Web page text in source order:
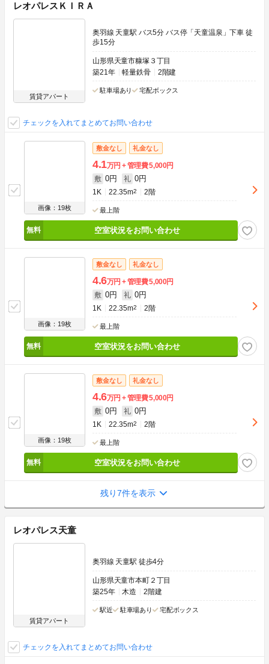
レオパレスＫＩＲＡ
賃貸アパート
奥羽線 天童駅 バス5分 バス停「天童温泉」下車 徒
歩15分
山形県天童市糠塚３丁目
築21年
軽量鉄骨 2階建
駐車場あり 宅配ボックス
チェックを入れてまとめてお問い合わせ
画像：19枚
敷金なし 礼金なし
4.1万円 管理費5,000円
敷 0円 礼 0円
1K 22.35m2 2階
最上階
空室状況をお問い合わせ
画像：19枚
敷金なし 礼金なし
4.6万円 管理費5,000円
敷 0円 礼 0円
1K 22.35m2 2階
最上階
空室状況をお問い合わせ
画像：19枚
敷金なし 礼金なし
4.6万円 管理費5,000円
敷 0円 礼 0円
1K 22.35m2 2階
最上階
空室状況をお問い合わせ
残り7件を表示
レオパレス天童
賃貸アパート
奥羽線 天童駅 徒歩4分
山形県天童市本町２丁目
築25年
木造 2階建
駅近 駐車場あり 宅配ボックス
チェックを入れてまとめてお問い合わせ